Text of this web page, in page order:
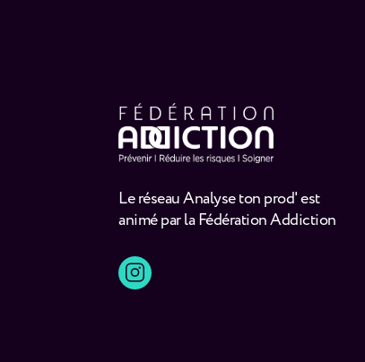
Le réseau Analyse ton prod' est
animé par la Fédération Addiction